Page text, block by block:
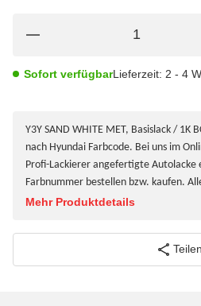
Sofort verfügbarLieferzeit: 2 - 4
Y3Y SAND WHITE MET, Basislack / 1K
nach Hyundai Farbcode. Bei uns im
Profi-Lackierer angefertigte Autolacke
Farbnummer bestellen bzw. kaufen.
Mehr Produktdetails
Teilen